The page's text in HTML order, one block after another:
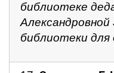
библиотеке
библиотеки